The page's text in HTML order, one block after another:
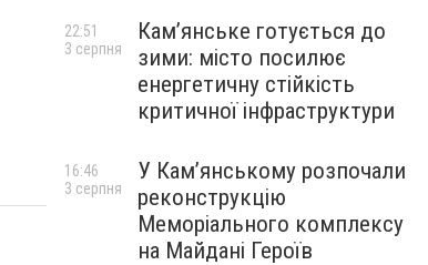
Кам’янське готується до
зими: місто посилює
енергетичну стійкість
критичної інфраструктури
22:51
3 серпня
У Кам’янському розпочали
реконструкцію
Меморіального комплексу
на Майдані Героїв
16:46
3 серпня